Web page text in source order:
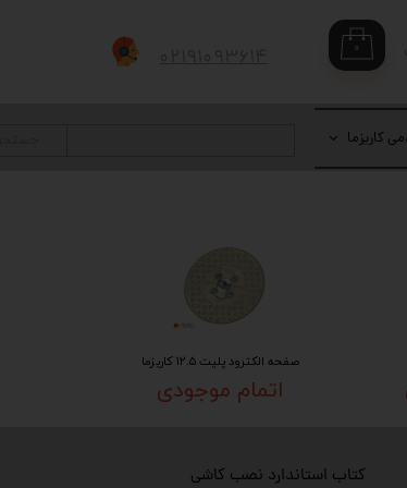
۰
کاریزما
صفحه الکترود پلیت ۱۲.۵ کاریزما
اتمام موجودی
کتاب استاندارد نصب کاشی